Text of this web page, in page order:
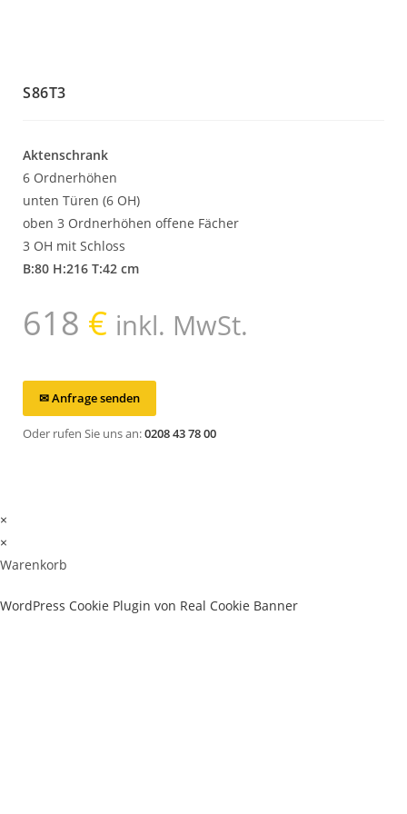
S86T3
Aktenschrank
6 Ordnerhöhen
unten Türen (6 OH)
oben 3 Ordnerhöhen offene Fächer
3 OH mit Schloss
B:80 H:216 T:42 cm
618 € inkl. MwSt.
✉ Anfrage senden
Oder rufen Sie uns an:0208 43 78 00
×
×
Warenkorb
WordPress Cookie Plugin von Real Cookie Banner